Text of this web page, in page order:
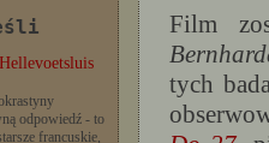
odpowiedź - to
francuskie,
Film
tych